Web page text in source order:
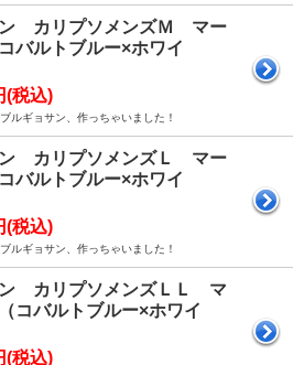
カリプソメンズＭ マー
バルトブルー×ホワイ
(税込)
ルギョサン、作っちゃいました！
カリプソメンズＬ マー
バルトブルー×ホワイ
(税込)
ルギョサン、作っちゃいました！
カリプソメンズＬＬ マ
コバルトブルー×ホワイ
(税込)